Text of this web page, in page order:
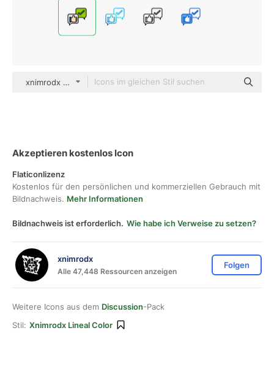
xnimrodx Lineal Color
Akzeptieren kostenlos Icon
Flaticonlizenz
Kostenlos für den persönlichen und kommerziellen Gebrauch mit
Bildnachweis. Mehr Informationen
Bildnachweis ist erforderlich. Wie habe ich Verweise zu setzen?
xnimrodx
Alle 47,448 Ressourcen anzeigen
Folgen
Weitere Icons aus dem Discussion-Pack
Stil: Xnimrodx Lineal Color